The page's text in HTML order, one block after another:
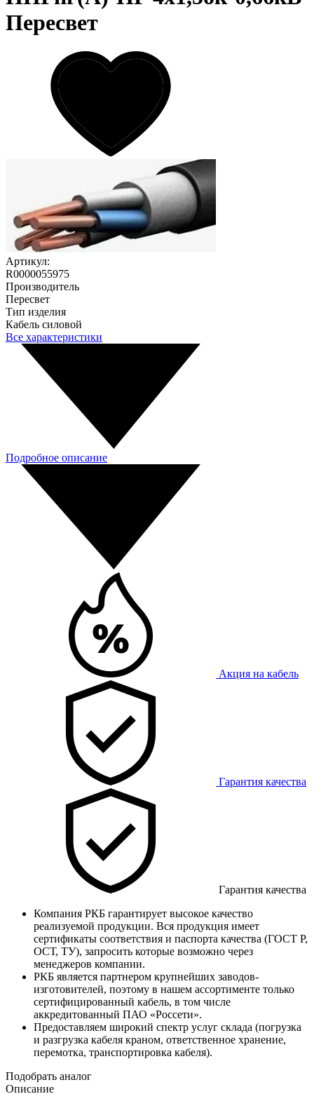
Пересвет
Артикул:
R0000055975
Производитель
Пересвет
Тип изделия
Кабель силовой
Все характеристики
Подробное описание
Акция на кабель
Гарантия качества
Гарантия качества
Компания РКБ гарантирует высокое качество
реализуемой продукции. Вся продукция имеет
сертификаты соответствия и паспорта качества (ГОСТ Р,
ОСТ, ТУ), запросить которые возможно через
менеджеров компании.
РКБ является партнером крупнейших заводов-
изготовителей, поэтому в нашем ассортименте только
сертифицированный кабель, в том числе
аккредитованный ПАО «Россети».
Предоставляем широкий спектр услуг склада (погрузка
и разгрузка кабеля краном, ответственное хранение,
перемотка, транспортировка кабеля).
Подобрать аналог
Описание